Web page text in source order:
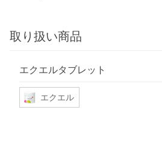
取り扱い商品
エクエルタブレット
エクエル